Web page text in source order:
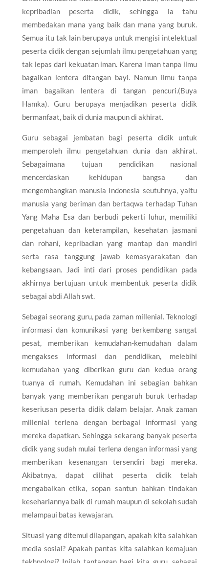
kepribadian peserta didik, sehingga ia tahu
membedakan mana yang baik dan mana yang buruk.
Semua itu tak lain berupaya untuk mengisi intelektual
peserta didik dengan sejumlah ilmu pengetahuan yang
tak lepas dari kekuatan iman. Karena Iman tanpa ilmu
bagaikan lentera ditangan bayi. Namun ilmu tanpa
iman bagaikan lentera di tangan pencuri.(Buya
Hamka). Guru berupaya menjadikan peserta didik
bermanfaat, baik di dunia maupun di akhirat.
Guru sebagai jembatan bagi peserta didik untuk
memperoleh ilmu pengetahuan dunia dan akhirat.
Sebagaimana tujuan pendidikan nasional
mencerdaskan kehidupan bangsa dan
mengembangkan manusia Indonesia seutuhnya, yaitu
manusia yang beriman dan bertaqwa terhadap Tuhan
Yang Maha Esa dan berbudi pekerti luhur, memiliki
pengetahuan dan keterampilan, kesehatan jasmani
dan rohani, kepribadian yang mantap dan mandiri
serta rasa tanggung jawab kemasyarakatan dan
kebangsaan. Jadi inti dari proses pendidikan pada
akhirnya bertujuan untuk membentuk peserta didik
sebagai abdi Allah swt.
Sebagai seorang guru, pada zaman millenial. Teknologi
informasi dan komunikasi yang berkembang sangat
pesat, memberikan kemudahan-kemudahan dalam
mengakses informasi dan pendidikan, melebihi
kemudahan yang diberikan guru dan kedua orang
tuanya di rumah. Kemudahan ini sebagian bahkan
banyak yang memberikan pengaruh buruk terhadap
keseriusan peserta didik dalam belajar. Anak zaman
millenial terlena dengan berbagai informasi yang
mereka dapatkan. Sehingga sekarang banyak peserta
didik yang sudah mulai terlena dengan informasi yang
memberikan kesenangan tersendiri bagi mereka.
Akibatnya, dapat dilihat peserta didik telah
mengabaikan etika, sopan santun bahkan tindakan
kesehariannya baik di rumah maupun di sekolah sudah
melampaui batas kewajaran.
Situasi yang ditemui dilapangan, apakah kita salahkan
media sosial? Apakah pantas kita salahkan kemajuan